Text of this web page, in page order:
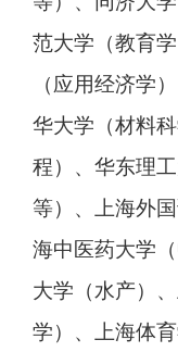
范大学（教育
（应用经济学
华大学（材料
程）、华东理
等）、上海外
海中医药大学
大学（水产）
学）、上海体